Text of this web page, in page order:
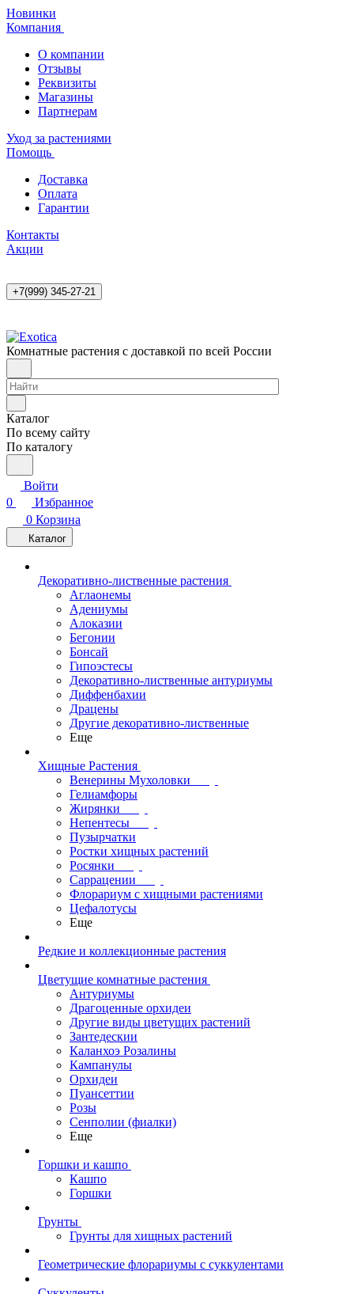
Новинки
Компания
О компании
Отзывы
Реквизиты
Магазины
Партнерам
Уход за растениями
Помощь
Доставка
Оплата
Гарантии
Контакты
Акции
+7(999) 345-27-21
Комнатные растения с доставкой по всей России
Каталог
По всему сайту
По каталогу
Войти
0
Избранное
0 Корзина
Каталог
Декоративно-лиственные растения
Аглаонемы
Адениумы
Алоказии
Бегонии
Бонсай
Гипоэстесы
Декоративно-лиственные антуриумы
Диффенбахии
Драцены
Другие декоративно-лиственные
Еще
Хищные Растения
Венерины Мухоловки
Гелиамфоры
Жирянки
Непентесы
Пузырчатки
Ростки хищных растений
Росянки
Саррацении
Флорариум с хищными растениями
Цефалотусы
Еще
Редкие и коллекционные растения
Цветущие комнатные растения
Антуриумы
Драгоценные орхидеи
Другие виды цветущих растений
Зантедескии
Каланхоэ Розалины
Кампанулы
Орхидеи
Пуансеттии
Розы
Сенполии (фиалки)
Еще
Горшки и кашпо
Кашпо
Горшки
Грунты
Грунты для хищных растений
Геометрические флорариумы с суккулентами